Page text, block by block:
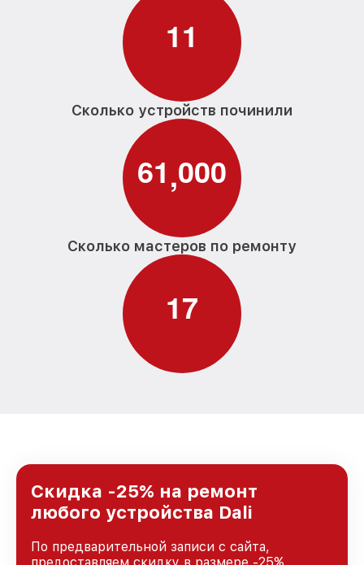
11
Сколько устройств починили
61,000
Сколько мастеров по ремонту
17
Скидка -25% на ремонт
любого устройства Dali
По предварительной записи с сайта,